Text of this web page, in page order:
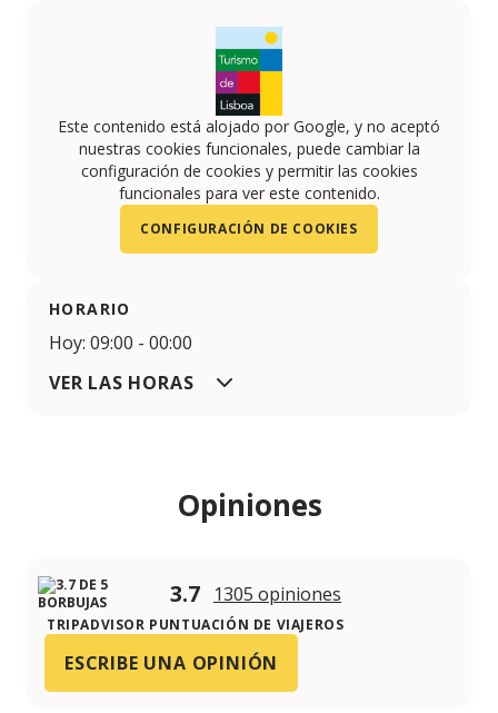
Este contenido está alojado por Google, y no aceptó
nuestras cookies funcionales, puede cambiar la
configuración de cookies y permitir las cookies
funcionales para ver este contenido.
CONFIGURACIÓN DE COOKIES
HORARIO
Hoy: 09:00 - 00:00
VER LAS HORAS
Opiniones
3.7 1305 opiniones
TRIPADVISOR PUNTUACIÓN DE VIAJEROS
ESCRIBE UNA OPINIÓN